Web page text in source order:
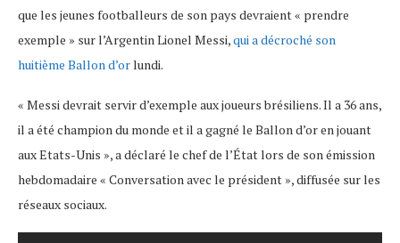
que les jeunes footballeurs de son pays devraient « prendre
exemple » sur l’Argentin Lionel Messi,qui a décroché son
huitième Ballon d’orlundi.
« Messi devrait servir d’exemple aux joueurs brésiliens. Il a 36 ans,
il a été champion du monde et il a gagné le Ballon d’or en jouant
aux Etats-Unis », a déclaré le chef de l’État lors de son émission
hebdomadaire « Conversation avec le président », diffusée sur les
réseaux sociaux.